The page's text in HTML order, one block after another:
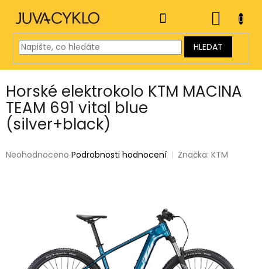
obsah
HLEDAT
KOŠÍK
Horské elektrokolo KTM MACINA
TEAM 691 vital blue
(silver+black)
Průměrné
Neohodnoceno Podrobnosti hodnocení Značka:KTM